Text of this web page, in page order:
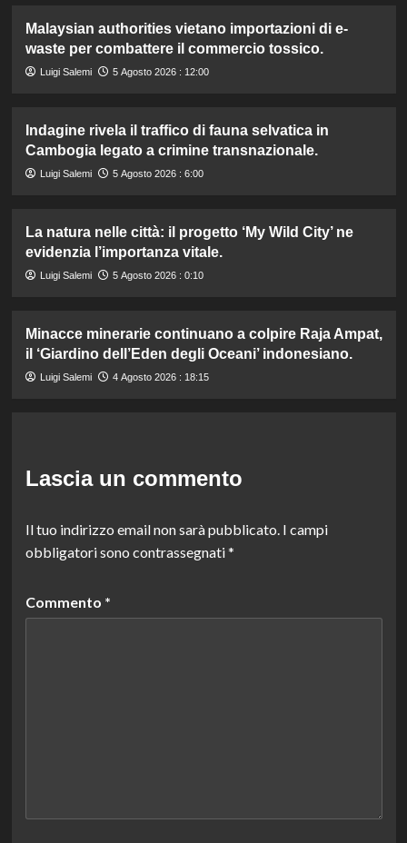
Malaysian authorities vietano importazioni di e-
waste per combattere il commercio tossico.
Luigi Salemi 5 Agosto 2026 : 12:00
Indagine rivela il traffico di fauna selvatica in
Cambogia legato a crimine transnazionale.
Luigi Salemi 5 Agosto 2026 : 6:00
La natura nelle città: il progetto ‘My Wild City’ ne
evidenzia l’importanza vitale.
Luigi Salemi 5 Agosto 2026 : 0:10
Minacce minerarie continuano a colpire Raja Ampat,
il ‘Giardino dell’Eden degli Oceani’ indonesiano.
Luigi Salemi 4 Agosto 2026 : 18:15
Lascia un commento
Il tuo indirizzo email non sarà pubblicato. I campi
obbligatori sono contrassegnati*
Commento *